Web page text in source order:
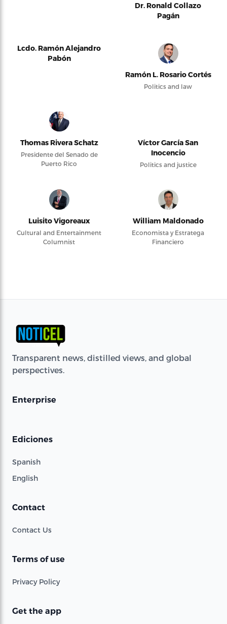
Dr. Ronald Collazo
Pagán
Lcdo. Ramón Alejandro
Pabón
Ramón L. Rosario Cortés
Politics and law
Thomas Rivera Schatz
Presidente del Senado de
Puerto Rico
Víctor García San
Inocencio
Politics and justice
Luisito Vigoreaux
Cultural and Entertainment
Columnist
William Maldonado
Economista y Estratega
Financiero
Transparent news, distilled views, and global
perspectives.
Enterprise
Ediciones
Spanish
English
Contact
Contact Us
Terms of use
Privacy Policy
Get the app